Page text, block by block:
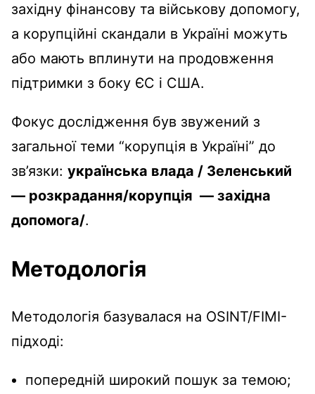
західну фінансову та військову допомогу,
а корупційні скандали в Україні можуть
або мають вплинути на продовження
підтримки з боку ЄС і США.
Фокус дослідження був звужений з
загальної теми “корупція в Україні” до
зв’язки: українська влада / Зеленський
— розкрадання/корупція — західна
допомога/.
Методологія
Методологія базувалася на OSINT/FIMI-
підході:
попередній широкий пошук за темою;